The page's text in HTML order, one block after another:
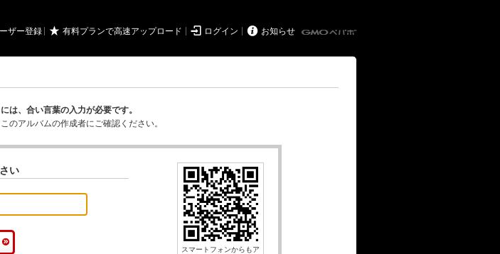
ザー登録 ★ 有料プランで高速アップロード  ログイン  お知らせ
は、合い言葉の入力が必要です。
のアルバムの作成者にご確認ください。
い
スマートフォンからもア